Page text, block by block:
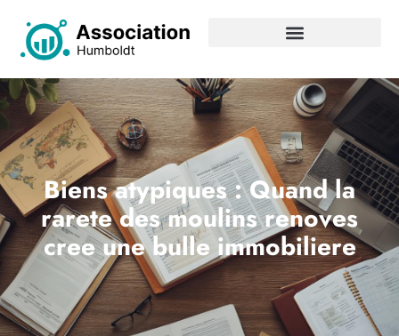
Biens atypiques : Quand la
rarete des moulins renoves
cree une bulle immobiliere